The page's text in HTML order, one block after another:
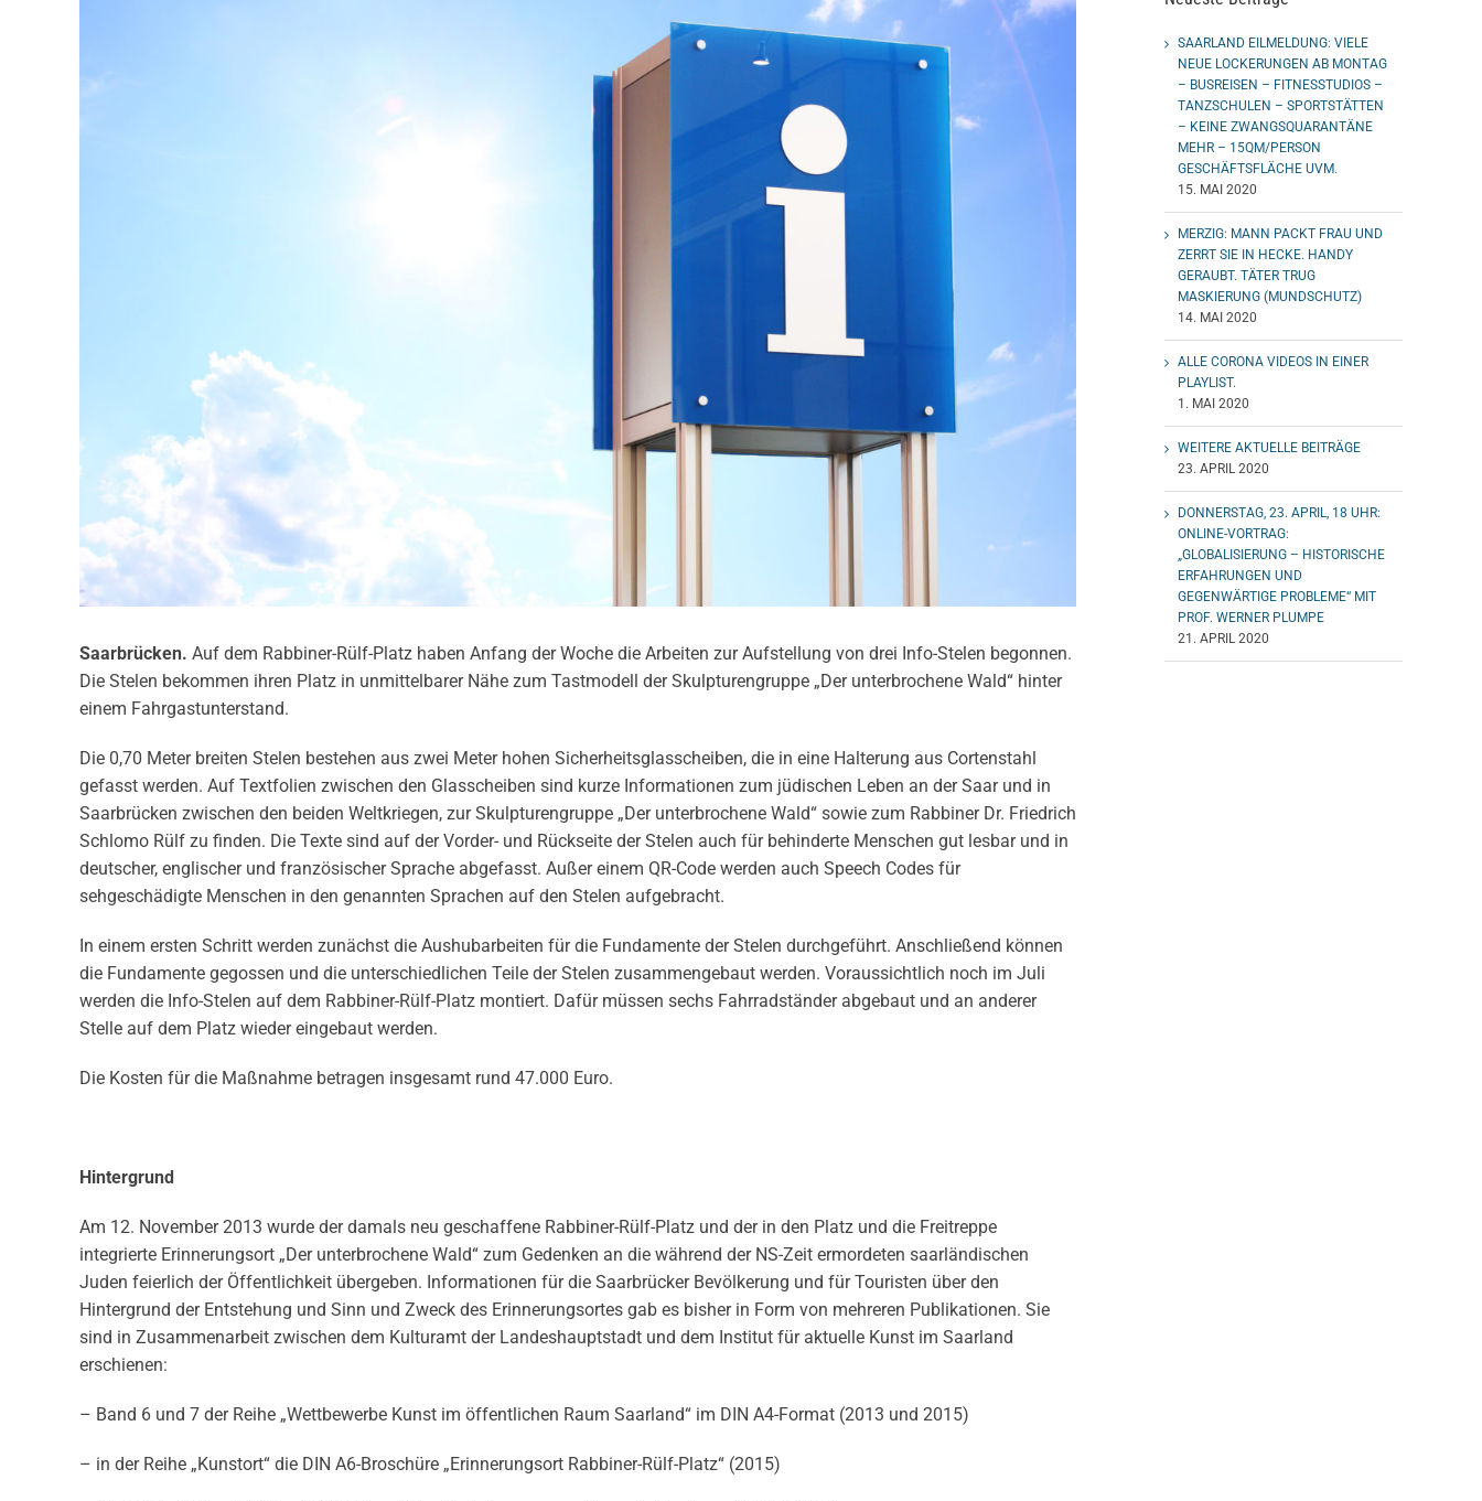
Saarbrücken. Auf dem Rabbiner-Rülf-Platz haben Anfang der Woche die Arbeiten zur Aufstellung von drei Info-Stelen begonnen.
Die Stelen bekommen ihren Platz in unmittelbarer Nähe zum Tastmodell der Skulpturengruppe „Der unterbrochene Wald“ hinter
einem Fahrgastunterstand.
Die 0,70 Meter breiten Stelen bestehen aus zwei Meter hohen Sicherheitsglasscheiben, die in eine Halterung aus Cortenstahl
gefasst werden. Auf Textfolien zwischen den Glasscheiben sind kurze Informationen zum jüdischen Leben an der Saar und in
Saarbrücken zwischen den beiden Weltkriegen, zur Skulpturengruppe „Der unterbrochene Wald“ sowie zum Rabbiner Dr. Friedrich
Schlomo Rülf zu finden. Die Texte sind auf der Vorder- und Rückseite der Stelen auch für behinderte Menschen gut lesbar und in
deutscher, englischer und französischer Sprache abgefasst. Außer einem QR-Code werden auch Speech Codes für
sehgeschädigte Menschen in den genannten Sprachen auf den Stelen aufgebracht.
In einem ersten Schritt werden zunächst die Aushubarbeiten für die Fundamente der Stelen durchgeführt. Anschließend können
die Fundamente gegossen und die unterschiedlichen Teile der Stelen zusammengebaut werden. Voraussichtlich noch im Juli
werden die Info-Stelen auf dem Rabbiner-Rülf-Platz montiert. Dafür müssen sechs Fahrradständer abgebaut und an anderer
Stelle auf dem Platz wieder eingebaut werden.
Die Kosten für die Maßnahme betragen insgesamt rund 47.000 Euro.
Hintergrund
Am 12. November 2013 wurde der damals neu geschaffene Rabbiner-Rülf-Platz und der in den Platz und die Freitreppe
integrierte Erinnerungsort „Der unterbrochene Wald“ zum Gedenken an die während der NS-Zeit ermordeten saarländischen
Juden feierlich der Öffentlichkeit übergeben. Informationen für die Saarbrücker Bevölkerung und für Touristen über den
Hintergrund der Entstehung und Sinn und Zweck des Erinnerungsortes gab es bisher in Form von mehreren Publikationen. Sie
sind in Zusammenarbeit zwischen dem Kulturamt der Landeshauptstadt und dem Institut für aktuelle Kunst im Saarland
erschienen:
– Band 6 und 7 der Reihe „Wettbewerbe Kunst im öffentlichen Raum Saarland“ im DIN A4-Format (2013 und 2015)
– in der Reihe „Kunstort“ die DIN A6-Broschüre „Erinnerungsort Rabbiner-Rülf-Platz“ (2015)
SAARLAND EILMELDUNG: VIELE
NEUE LOCKERUNGEN AB MONTAG
– BUSREISEN – FITNESSTUDIOS –
TANZSCHULEN – SPORTSTÄTTEN
– KEINE ZWANGSQUARANTÄNE
MEHR – 15QM/PERSON
GESCHÄFTSFLÄCHE UVM.
15. MAI 2020
MERZIG: MANN PACKT FRAU UND
ZERRT SIE IN HECKE. HANDY
GERAUBT. TÄTER TRUG
MASKIERUNG (MUNDSCHUTZ)
14. MAI 2020
ALLE CORONA VIDEOS IN EINER
PLAYLIST.
1. MAI 2020
WEITERE AKTUELLE BEITRÄGE
23. APRIL 2020
DONNERSTAG, 23. APRIL, 18 UHR:
ONLINE-VORTRAG:
„GLOBALISIERUNG – HISTORISCHE
ERFAHRUNGEN UND
GEGENWÄRTIGE PROBLEME“ MIT
PROF. WERNER PLUMPE
21. APRIL 2020